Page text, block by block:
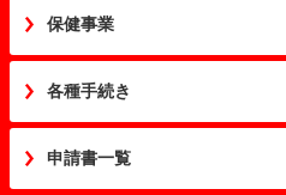
保健事業
各種手続き
申請書一覧